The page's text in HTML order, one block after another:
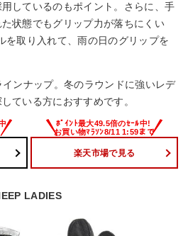
しているのもポイント。さらに、手
状態でもグリップ力が落ちにくい
を取り入れて、雨の日のグリップを
ンナップ。冬のラウンドに強いレデ
ている方におすすめです。
楽天市場で見る
LADIES